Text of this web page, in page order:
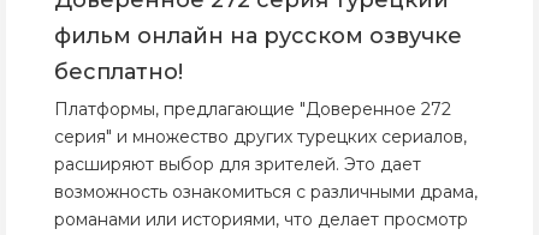
фильм онлайн на русском озвучке
бесплатно!
Платформы, предлагающие "Доверенное 272
серия" и множество других турецких сериалов,
расширяют выбор для зрителей. Это дает
возможность ознакомиться с различными драма,
романами или историями, что делает просмотр